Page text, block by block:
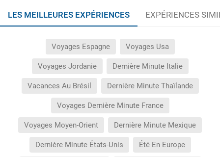
LES MEILLEURES EXPÉRIENCES EXPÉRIENCES
Voyages Espagne Voyages Usa
Voyages Jordanie Dernière Minute Italie
Vacances Au Brésil Dernière Minute Thaïlande
Voyages Dernière Minute France
Voyages Moyen-Orient Dernière Minute Mexique
Dernière Minute États-Unis Été En Europe